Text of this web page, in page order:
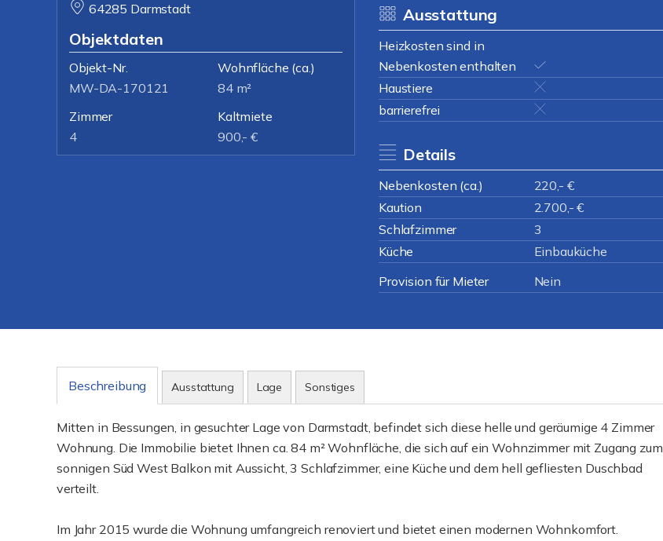
64285 Darmstadt
Objektdaten
Objekt-Nr.
MW-DA-170121
Wohnfläche (ca.)
84 m²
Zimmer
4
Kaltmiete
900,- €
Ausstattung
Heizkosten sind in
Nebenkosten enthalten
Haustiere
barrierefrei
Details
Nebenkosten (ca.) 220,- €
Kaution
2.700,- €
Schlafzimmer
3
Küche
Einbauküche
Provision für Mieter
Nein
Beschreibung Ausstattung Lage Sonstiges
Mitten in Bessungen, in gesuchter Lage von Darmstadt, befindet sich diese helle und geräumige 4 Zimmer
Wohnung. Die Immobilie bietet Ihnen ca. 84 m² Wohnfläche, die sich auf ein Wohnzimmer mit Zugang zum
sonnigen Süd West Balkon mit Aussicht, 3 Schlafzimmer, eine Küche und dem hell gefliesten Duschbad
verteilt.
Im Jahr 2015 wurde die Wohnung umfangreich renoviert und bietet einen modernen Wohnkomfort.